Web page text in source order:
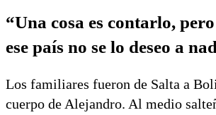
“Una cosa es contarlo,
ese país no se lo deseo a
Los familiares fueron de Salta a
cuerpo de Alejandro. Al medio